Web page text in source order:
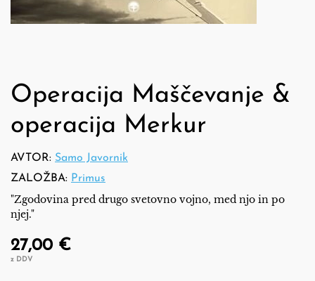
Operacija Maščevanje &
operacija Merkur
AVTOR: Samo Javornik
ZALOŽBA: Primus
"Zgodovina pred drugo svetovno vojno, med njo in po
njej."
27,00 €
z DDV